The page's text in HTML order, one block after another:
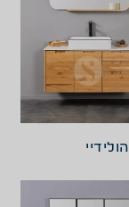
הולידיי